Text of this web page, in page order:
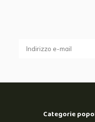
Categorie